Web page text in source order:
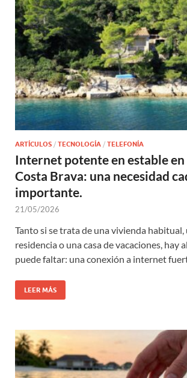
ARTÍCULOS / TECNOLOGÍA / TELEFONÍA
Internet potente en estable en
Costa Brava: una necesidad
importante.
21/05/2026
Tanto si se trata de una vivienda habitual,
residencia o una casa de vacaciones, hay
puede faltar: una conexión a internet
LEER MÁS